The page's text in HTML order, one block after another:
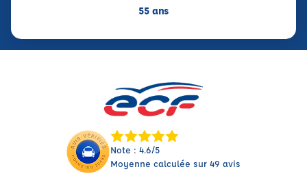
55 ans
Note : 4.6/5
Moyenne calculée sur 49 avis